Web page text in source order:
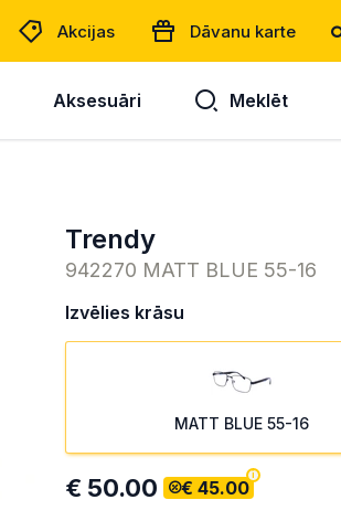
Akcijas Dāvanu karte
Aksesuāri Meklēt
trendy
942270 MATT BLUE 55-16
Izvēlies krāsu
MATT BLUE 55-16
€ 50.00 € 45.00